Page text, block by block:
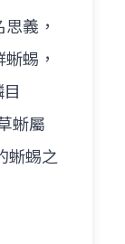
義，
蜴，
蜥屬
蜥蜴之